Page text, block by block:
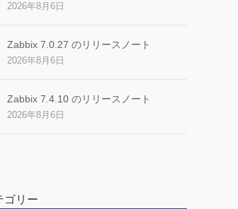
2026年8月6日
Zabbix 7.0.27 のリリースノート
2026年8月6日
Zabbix 7.4.10 のリリースノート
2026年8月6日
ゴリー